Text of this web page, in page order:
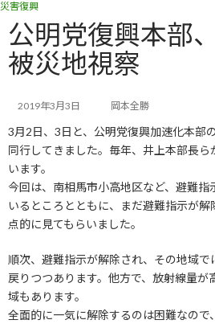
コ
ン
ツ
ッ
プ
ナ
ー
シ
移
動
災害復興
公明党復興本部
被災地視察
2019年3月3日 岡本全勝
3月2日、3日と、公明党復興加速化本部
同行してきました。毎年、井上本部長
います。
今回は、南相馬市小高地区など、避難指
いるところとともに、まだ避難指示が
点的に見てもらいました。
順次、避難指示が解除され、その地域
戻りつつあります。他方で、放射線量が
域もあります。
全面的に一気に解除するのは困難なので